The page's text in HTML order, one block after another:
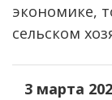
экономике,
сельском
3 марта